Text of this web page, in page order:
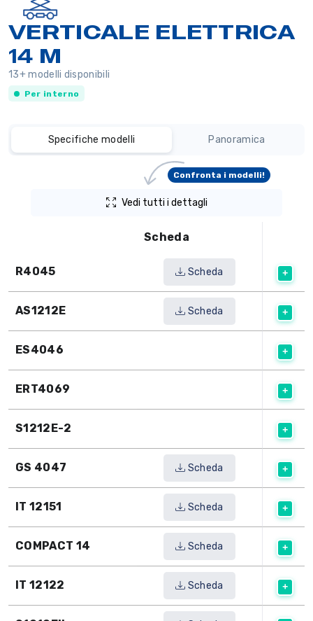
VERTICALE ELETTRICA
14 M
13+ modelli disponibili
Per interno
Specifiche modelli Panoramica
Vedi tutti i dettagli
Confronta i modelli!
Scheda
R4045 Scheda
AS1212E Scheda
ES4046
ERT4069
S1212E-2
GS 4047 Scheda
IT 12151 Scheda
COMPACT 14 Scheda
IT 12122 Scheda